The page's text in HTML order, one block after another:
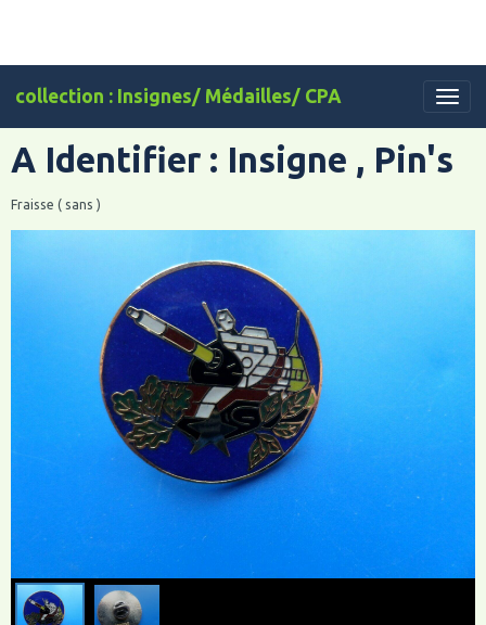
collection : Insignes/ Médailles/ CPA
A Identifier : Insigne , Pin's
Fraisse ( sans )